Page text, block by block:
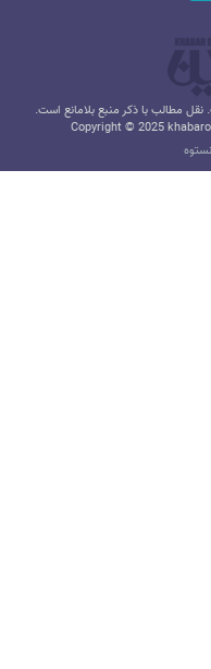
مطالب با ذکر منبع بلامانع است.
Copyright © 2025